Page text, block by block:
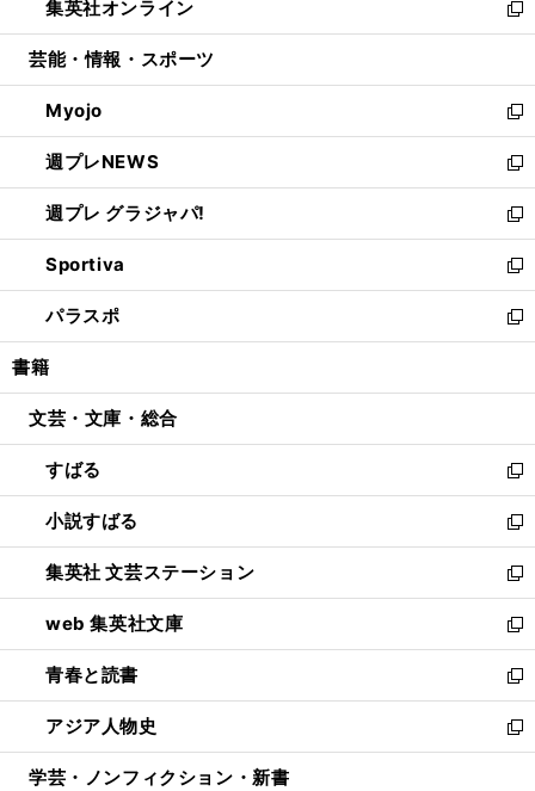
く
で
開
ド
ウ
開
く
ィ
ン
ウ
で
開
く
い
ウ
ン
ド
ウ
で
開
く
集英社オンライン
新
し
ウ
ィ
ン
ド
ウ
で
開
く
芸能・情報・スポーツ
Myojo
新
し
い
ウ
ィ
ン
ド
ウ
で
開
週プレNEWS
新
し
い
ウ
ィ
ン
ド
ウ
開
週プレ グラジャパ!
新
し
い
ウ
ィ
ン
ウ
開
く
Sportiva
新
し
い
ウ
ン
ウ
で
開
く
パラスポ
新
し
ウ
ン
ド
ウ
で
開
く
書籍
文芸・文庫・総合
すばる
新
し
い
ウ
ィ
ン
ド
ウ
で
開
く
小説すばる
新
し
い
ウ
ィ
ン
ド
ウ
で
開
集英社 文芸ステーション
新
し
い
ウ
ィ
ン
ド
ウ
web 集英社文庫
新
し
い
ウ
ィ
ン
青春と読書
新
し
い
ウ
アジア人物史
新
し
学芸・ノンフィクション・新書